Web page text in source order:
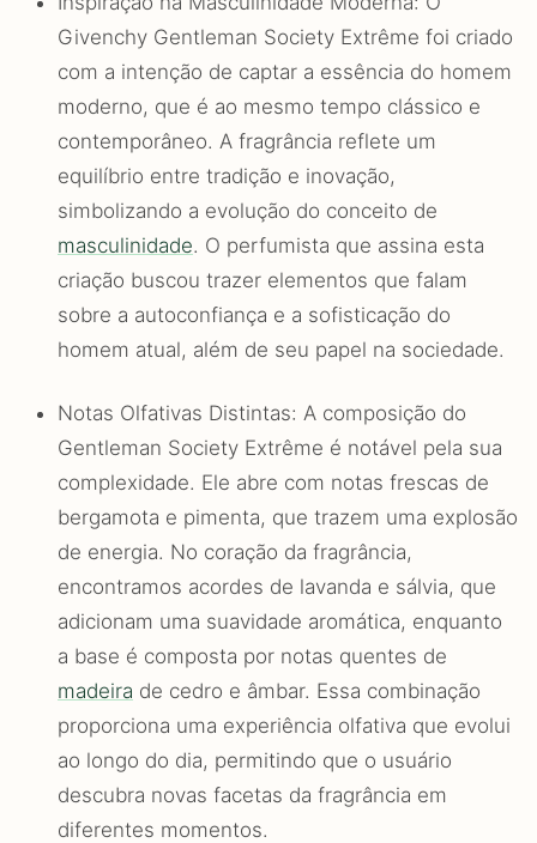
Givenchy Gentleman Society Extrême foi criado
com a intenção de captar a essência do homem
moderno, que é ao mesmo tempo clássico e
contemporâneo. A fragrância reflete um
equilíbrio entre tradição e inovação,
simbolizando a evolução do conceito de
masculinidade. O perfumista que assina esta
criação buscou trazer elementos que falam
sobre a autoconfiança e a sofisticação do
homem atual, além de seu papel na sociedade.
Notas Olfativas Distintas: A composição do
Gentleman Society Extrême é notável pela sua
complexidade. Ele abre com notas frescas de
bergamota e pimenta, que trazem uma explosão
de energia. No coração da fragrância,
encontramos acordes de lavanda e sálvia, que
adicionam uma suavidade aromática, enquanto
a base é composta por notas quentes de
madeira de cedro e âmbar. Essa combinação
proporciona uma experiência olfativa que evolui
ao longo do dia, permitindo que o usuário
descubra novas facetas da fragrância em
diferentes momentos.